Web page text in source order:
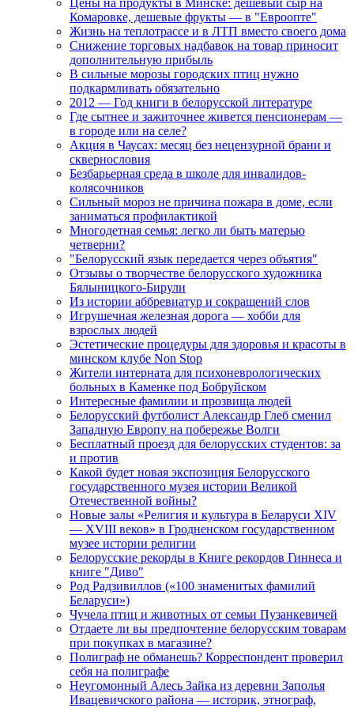
Цены на продукты в Минске: дешевый сыр на
Комаровке, дешевые фрукты — в "Евроопте"
Жизнь на теплотрассе и в ЛТП вместо своего дома
Снижение торговых надбавок на товар приносит
дополнительную прибыль
В сильные морозы городских птиц нужно
подкармливать обязательно
2012 — Год книги в белорусской литературе
Где сытнее и зажиточнее живется пенсионерам —
в городе или на селе?
Акция в Чаусах: месяц без нецензурной брани и
сквернословия
Безбарьерная среда в школе для инвалидов-
колясочников
Сильный мороз не причина пожара в доме, если
заниматься профилактикой
Многодетная семья: легко ли быть матерью
четверни?
"Белорусский язык передается через объятия"
Отзывы о творчестве белорусского художника
Бялыницкого-Бирули
Из истории аббревиатур и сокращений слов
Игрушечная железная дорога — хобби для
взрослых людей
Эстетические процедуры для здоровья и красоты в
минском клубе Non Stop
Жители интерната для психоневрологических
больных в Каменке под Бобруйском
Интересные фамилии и прозвища людей
Белорусский футболист Александр Глеб сменил
Западную Европу на побережье Волги
Бесплатный проезд для белорусских студентов: за
и против
Какой будет новая экспозиция Белорусского
государственного музея истории Великой
Отечественной войны?
Новые залы «Религия и культура в Беларуси XIV
— XVIII веков» в Гродненском государственном
музее истории религии
Белорусские рекорды в Книге рекордов Гиннеса и
книге "Диво"
Род Радзивиллов («100 знаменитых фамилий
Беларуси»)
Чучела птиц и животных от семьи Пузанкевичей
Отдаете ли вы предпочтение белорусским товарам
при покупках в магазине?
Полиграф не обманешь? Корреспондент проверил
себя на полиграфе
Неугомонный Алесь Зайка из деревни Заполья
Ивацевичского района — историк, этнограф,